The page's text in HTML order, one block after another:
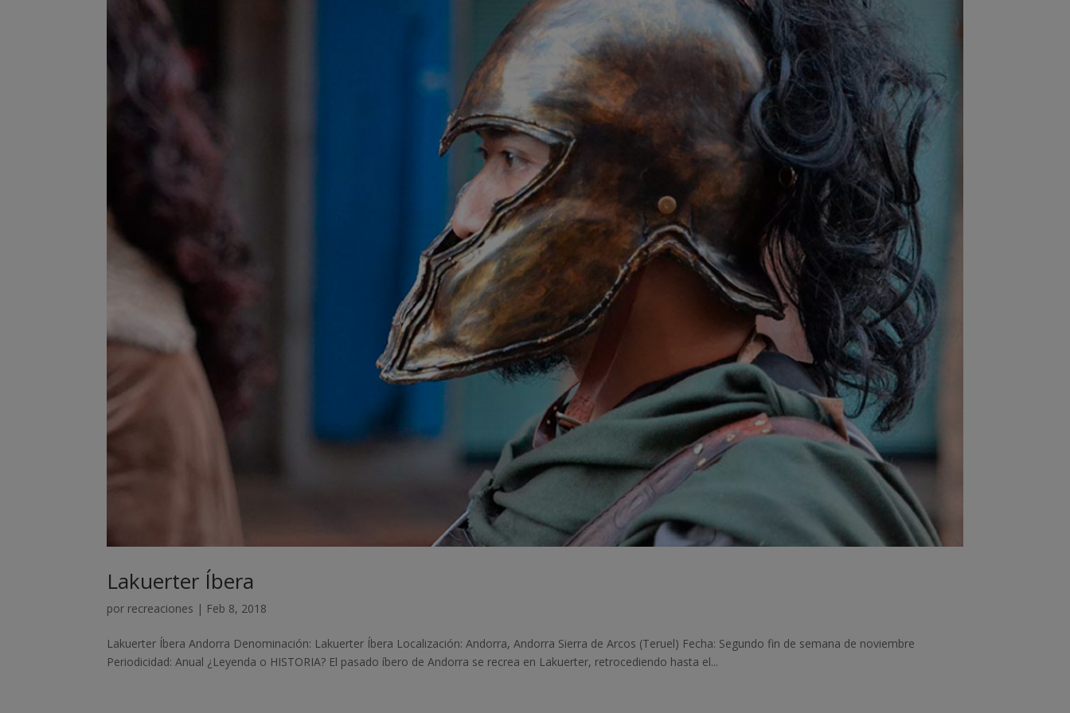
Lakuerter Íbera
por recreaciones | Feb 8, 2018
Lakuerter Íbera Andorra Denominación: Lakuerter Íbera Localización: Andorra, Andorra Sierra de Arcos (Teruel) Fecha: Segundo fin de semana de noviembre
Periodicidad: Anual ¿Leyenda o HISTORIA? El pasado íbero de Andorra se recrea en Lakuerter, retrocediendo hasta el...